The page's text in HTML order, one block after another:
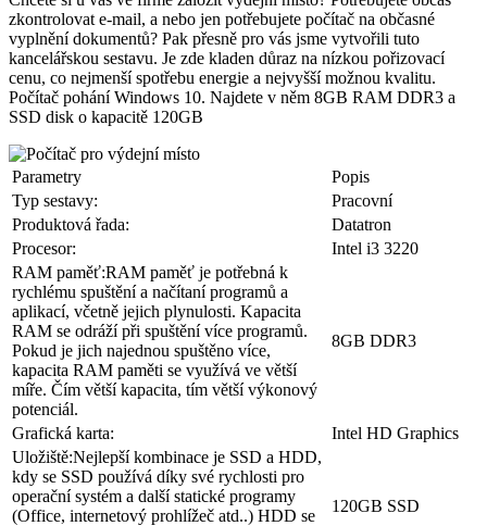
kancelářskou sestavu. Je zde kladen důraz na nízkou pořizovací
cenu, co nejmenší spotřebu energie a nejvyšší možnou kvalitu.
Počítač pohání Windows 10. Najdete v něm 8GB RAM DDR3 a
SSD disk o kapacitě 120GB
Typ sestavy:
Produktová řada:
Datatron
Procesor:
Intel i3 3220
RAM paměť:RAM paměť je potřebná k
rychlému spuštění a načítaní programů a
aplikací, včetně jejich plynulosti. Kapacita
RAM se odráží při spuštění více programů.
Pokud je jich najednou spuštěno více,
kapacita RAM paměti se využívá ve větší
míře. Čím větší kapacita, tím větší výkonový
potenciál.
Grafická karta:
Uložiště:Nejlepší kombinace je SSD a HDD,
kdy se SSD používá díky své rychlosti pro
operační systém a další statické programy
(Office, internetový prohlížeč atd..) HDD se
používá díky své velké kapacitě na ukládání
her či vašich dat